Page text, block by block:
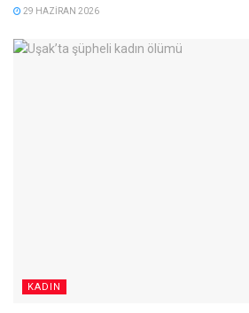
29 HAZIRAN 2026
KADIN